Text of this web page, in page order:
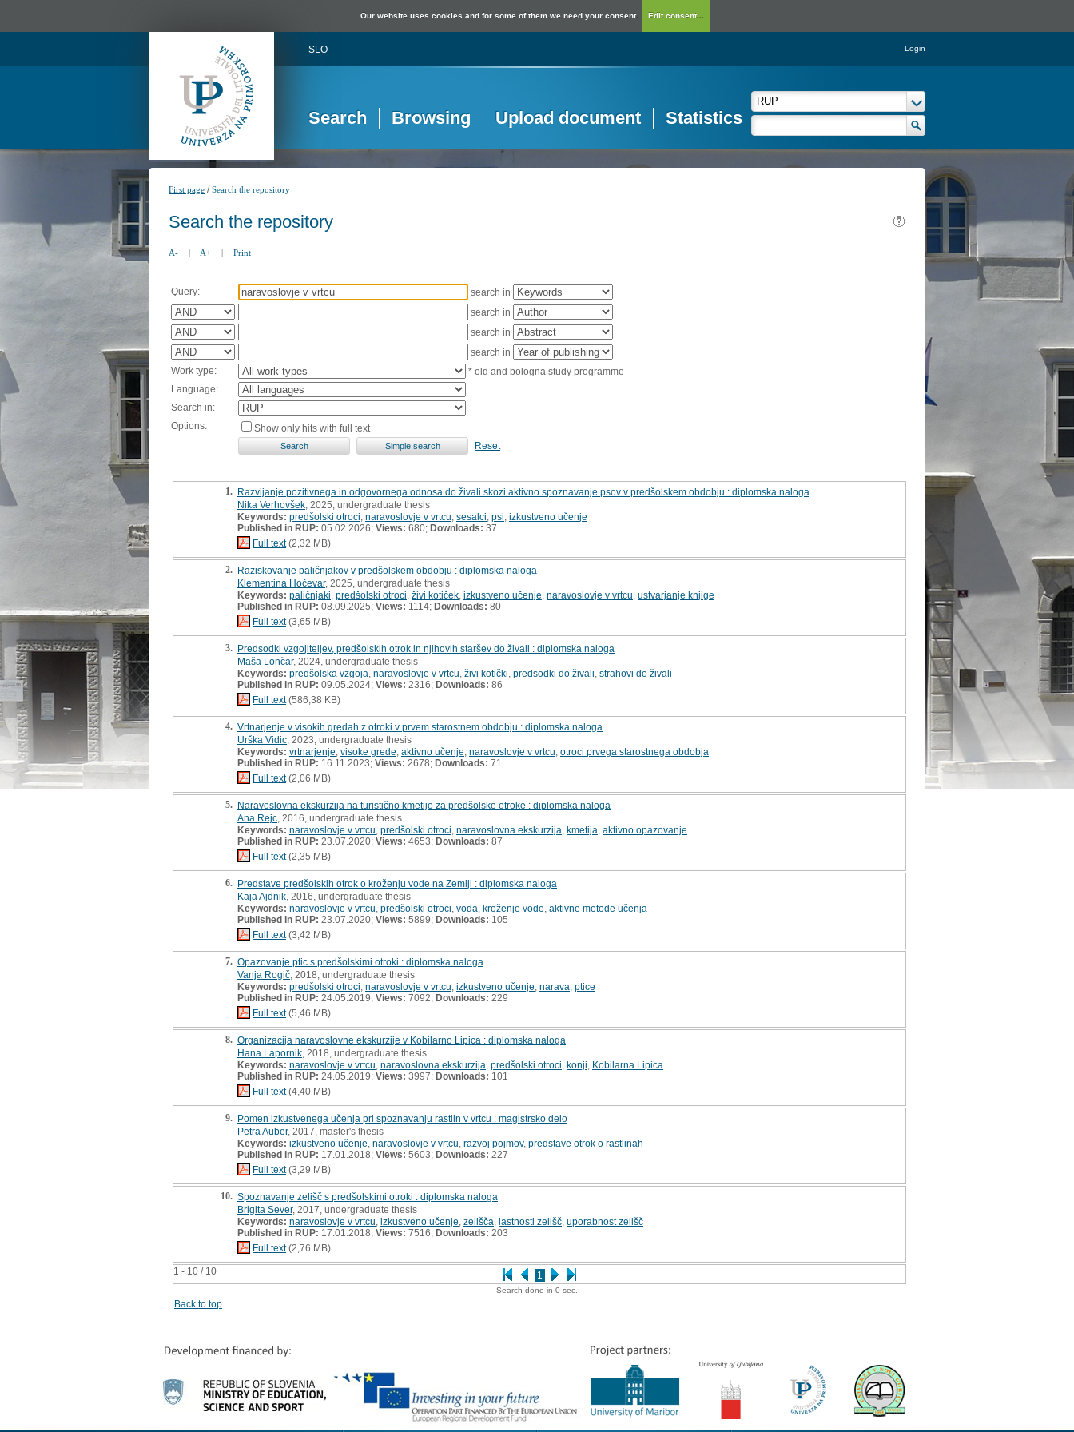
Our website uses cookies and for some of them we need your consent. Edit consent...
SLO Login
Search Browsing Upload document Statistics
First page /Search the repository
Search the repository
A- | A+ | Print
Query:
search in
search in
search in
search in
Work type:
* old and bologna study programme
Language:
Search in:
Options:
Show only hits with full text
Reset
1 - 10 / 10 1
1. Razvijanje pozitivnega in odgovornega odnosa do živali skozi aktivno spoznavanje psov v predšolskem obdobju : diplomska naloga
Nika Verhovšek , 2025, undergraduate thesis
Keywords: predšolski otroci naravoslovje v vrtcu sesalci psi izkustveno učenje
Published in RUP: 05.02.2026; Views: 680; Downloads: 37
Full text(2,32 MB)
2. Raziskovanje paličnjakov v predšolskem obdobju : diplomska naloga
Klementina Hočevar, 2025, undergraduate thesis
Keywords: paličnjaki predšolski otroci živi kotiček izkustveno učenje naravoslovje v vrtcu ustvarjanje knjige
Published in RUP: 08.09.2025; Views: 1114; Downloads: 80
Full text(3,65 MB)
3. Predsodki vzgojiteljev, predšolskih otrok in njihovih staršev do živali : diplomska naloga
Maša Lončar, 2024, undergraduate thesis
Keywords: predšolska vzgoja naravoslovje v vrtcu živi kotički predsodki do živali strahovi do živali
Published in RUP: 09.05.2024; Views: 2316; Downloads: 86
Full text(586,38 KB)
4. Vrtnarjenje v visokih gredah z otroki v prvem starostnem obdobju : diplomska naloga
Urška Vidic , 2023, undergraduate thesis
Keywords: vrtnarjenje visoke grede aktivno učenje naravoslovje v vrtcu otroci prvega starostnega obdobja
Published in RUP: 16.11.2023; Views: 2678; Downloads: 71
Full text(2,06 MB)
5. Naravoslovna ekskurzija na turistično kmetijo za predšolske otroke : diplomska naloga
Ana Rejc , 2016, undergraduate thesis
Keywords: naravoslovje v vrtcu predšolski otroci naravoslovna ekskurzija kmetija aktivno opazovanje
Published in RUP: 23.07.2020; Views: 4653; Downloads: 87
Full text(2,35 MB)
6. Predstave predšolskih otrok o kroženju vode na Zemlji : diplomska naloga
Kaja Ajdnik , 2016, undergraduate thesis
Keywords: naravoslovje v vrtcu predšolski otroci voda kroženje vode aktivne metode učenja
Published in RUP: 23.07.2020; Views: 5899; Downloads: 105
Full text(3,42 MB)
7. Opazovanje ptic s predšolskimi otroki : diplomska naloga
Vanja Rogič , 2018, undergraduate thesis
Keywords: predšolski otroci naravoslovje v vrtcu izkustveno učenje narava ptice
Published in RUP: 24.05.2019; Views: 7092; Downloads: 229
Full text(5,46 MB)
8. Organizacija naravoslovne ekskurzije v Kobilarno Lipica : diplomska naloga
Hana Lapornik , 2018, undergraduate thesis
Keywords: naravoslovje v vrtcu naravoslovna ekskurzija predšolski otroci konji Kobilarna Lipica
Published in RUP: 24.05.2019; Views: 3997; Downloads: 101
Full text(4,40 MB)
9. Pomen izkustvenega učenja pri spoznavanju rastlin v vrtcu : magistrsko delo
Petra Auber, 2017, master's thesis
Keywords: izkustveno učenje naravoslovje v vrtcu razvoj pojmov, predstave otrok o rastlinah
Published in RUP: 17.01.2018; Views: 5603; Downloads: 227
Full text(3,29 MB)
10. Spoznavanje zelišč s predšolskimi otroki : diplomska naloga
Brigita Sever, 2017, undergraduate thesis
Keywords: naravoslovje v vrtcu izkustveno učenje zelišča lastnosti zelišč uporabnost zelišč
Published in RUP: 17.01.2018; Views: 7516; Downloads: 203
Full text(2,76 MB)
Search done in 0 sec.
Back to top